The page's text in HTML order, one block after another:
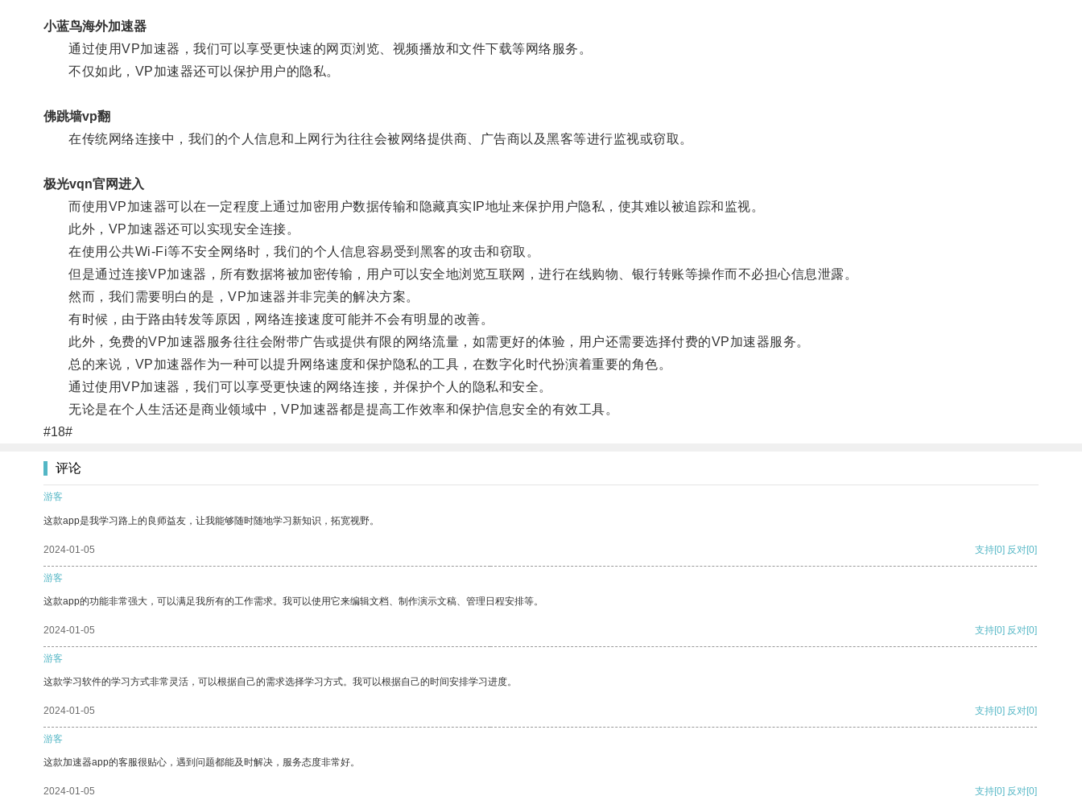
小蓝鸟海外加速器
通过使用VP加速器，我们可以享受更快速的网页浏览、视频播放和文件下载等网络服务。
不仅如此，VP加速器还可以保护用户的隐私。
佛跳墙vp翻
在传统网络连接中，我们的个人信息和上网行为往往会被网络提供商、广告商以及黑客等进行监视或窃取。
极光vqn官网进入
而使用VP加速器可以在一定程度上通过加密用户数据传输和隐藏真实IP地址来保护用户隐私，使其难以被追踪和监视。
此外，VP加速器还可以实现安全连接。
在使用公共Wi-Fi等不安全网络时，我们的个人信息容易受到黑客的攻击和窃取。
但是通过连接VP加速器，所有数据将被加密传输，用户可以安全地浏览互联网，进行在线购物、银行转账等操作而不必担心信息泄露。
然而，我们需要明白的是，VP加速器并非完美的解决方案。
有时候，由于路由转发等原因，网络连接速度可能并不会有明显的改善。
此外，免费的VP加速器服务往往会附带广告或提供有限的网络流量，如需更好的体验，用户还需要选择付费的VP加速器服务。
总的来说，VP加速器作为一种可以提升网络速度和保护隐私的工具，在数字化时代扮演着重要的角色。
通过使用VP加速器，我们可以享受更快速的网络连接，并保护个人的隐私和安全。
无论是在个人生活还是商业领域中，VP加速器都是提高工作效率和保护信息安全的有效工具。
#18#
评论
游客
这款app是我学习路上的良师益友，让我能够随时随地学习新知识，拓宽视野。
2024-01-05 支持[0] 反对[0]
游客
这款app的功能非常强大，可以满足我所有的工作需求。我可以使用它来编辑文档、制作演示文稿、管理日程安排等。
2024-01-05 支持[0] 反对[0]
游客
这款学习软件的学习方式非常灵活，可以根据自己的需求选择学习方式。我可以根据自己的时间安排学习进度。
2024-01-05 支持[0] 反对[0]
游客
这款加速器app的客服很贴心，遇到问题都能及时解决，服务态度非常好。
2024-01-05 支持[0] 反对[0]